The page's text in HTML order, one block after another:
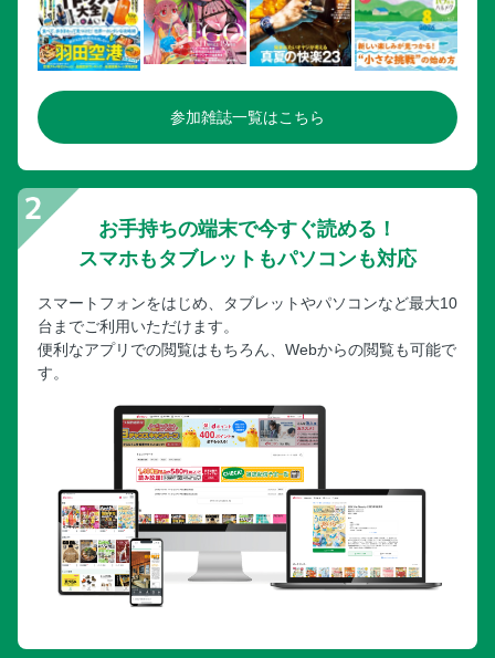
参加雑誌一覧はこちら
お手持ちの端末で今すぐ読める！
スマホもタブレットもパソコンも対応
スマートフォンをはじめ、タブレットやパソコンなど最大10
台までご利用いただけます。
便利なアプリでの閲覧はもちろん、Webからの閲覧も可能で
す。